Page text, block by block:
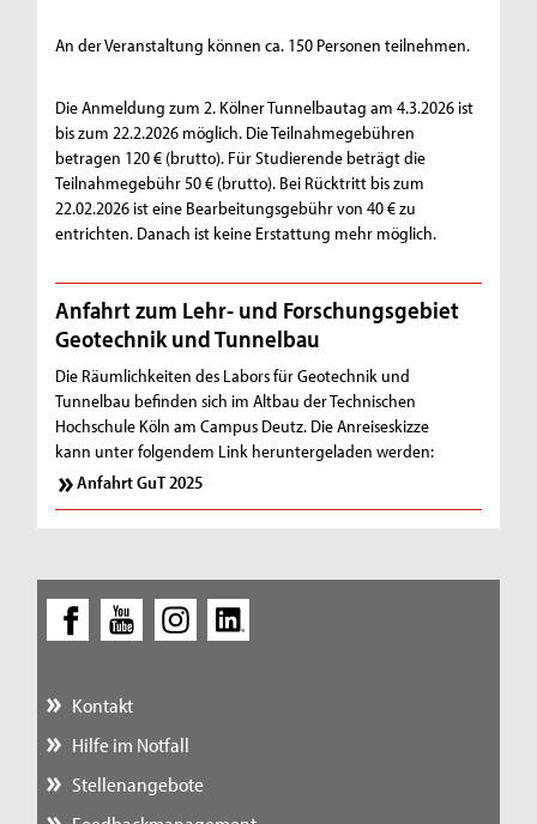
An der Veranstaltung können ca. 150 Personen teilnehmen.
Die Anmeldung zum 2. Kölner Tunnelbautag am 4.3.2026 ist
bis zum 22.2.2026 möglich. Die Teilnahmegebühren
betragen 120 € (brutto). Für Studierende beträgt die
Teilnahmegebühr 50 € (brutto). Bei Rücktritt bis zum
22.02.2026 ist eine Bearbeitungsgebühr von 40 € zu
entrichten. Danach ist keine Erstattung mehr möglich.
Anfahrt zum Lehr- und Forschungsgebiet
Geotechnik und Tunnelbau
Die Räumlichkeiten des Labors für Geotechnik und
Tunnelbau befinden sich im Altbau der Technischen
Hochschule Köln am Campus Deutz. Die Anreiseskizze
kann unter folgendem Link heruntergeladen werden:
Anfahrt GuT 2025
Kontakt
Hilfe im Notfall
Stellenangebote